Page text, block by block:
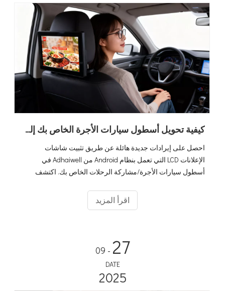
كيفية تحويل أسطول سيارات الأجرة الخاص بك إلى صانع أموال عن طريق شاشات إعلانات LCD التي تعمل بنظام Android (الدليل النهائي لعام 2026)
احصل على إيرادات جديدة هائلة عن طريق تثبيت شاشات
الإعلانات LCD التي تعمل بنظام Android من Adhaiwell في
أسطول سيارات الأجرة/مشاركة الرحلات الخاص بك. اكتشف
اقرأ المزيد
27
- 09
DATE
2025